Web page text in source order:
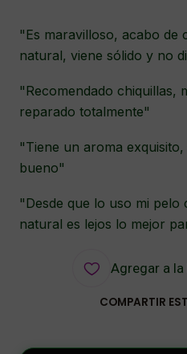
"Es maravilloso, acabo de
natural, viene sólido y no
"Recomendado chiquillas,
reparado totalmente"
"Tiene un aroma
bueno"
"Desde que lo uso mi pelo
natural es lejos lo mejor
Agregar a
COMPARTIR